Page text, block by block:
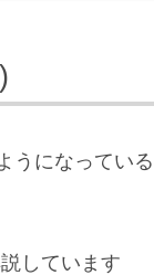
うになってい
しています